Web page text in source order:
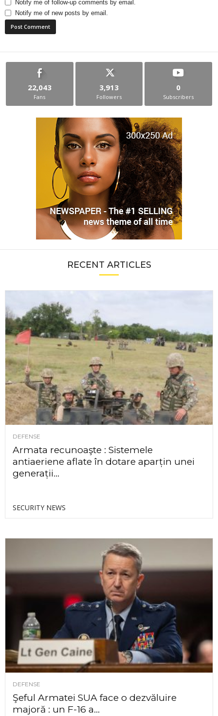
Notify me of follow-up comments by email.
Notify me of new posts by email.
22,043
Fans
3,913
Followers
0
Subscribers
RECENT ARTICLES
DEFENSE
Armata recunoaşte : Sistemele
antiaeriene aflate în dotare aparțin unei
generații...
SECURITY NEWS
DEFENSE
Şeful Armatei SUA face o dezvăluire
majoră : un F-16 a...